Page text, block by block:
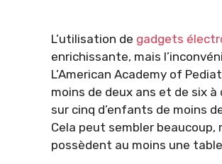
L’utilisation de gadgets
enrichissante, mais
L’American Academy of
moins de deux ans et de six
sur cinq d’enfants de moins
Cela peut sembler
possèdent au moins une